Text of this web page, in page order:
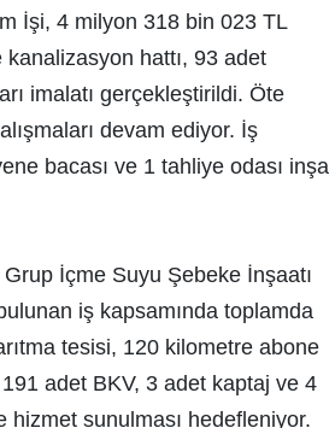
İşi, 4 milyon 318 bin 023 TL
hattı, 93 adet
imalatı gerçekleştirildi. Öte
devam ediyor. İş
bacası ve 1 tahliye odası inşa
İçme Suyu Şebeke İnşaatı
iş kapsamında toplamda
tesisi, 120 kilometre abone
adet BKV, 3 adet kaptaj ve 4
hizmet sunulması hedefleniyor.